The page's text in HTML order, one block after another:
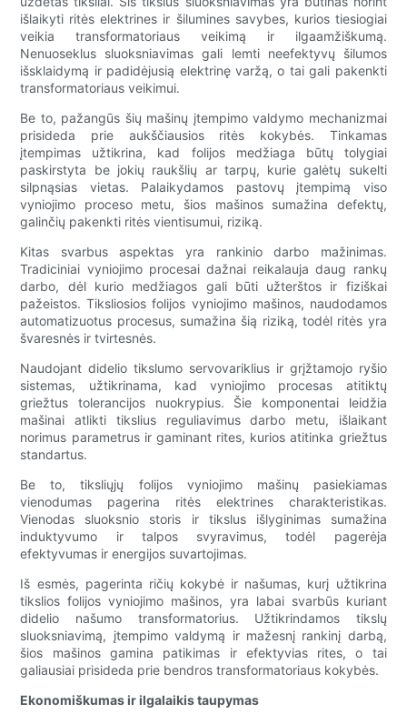
išlaikyti ritės elektrines ir šilumines savybes, kurios tiesiogiai
veikia transformatoriaus veikimą ir ilgaamžiškumą.
Nenuoseklus sluoksniavimas gali lemti neefektyvų šilumos
išsklaidymą ir padidėjusią elektrinę varžą, o tai gali pakenkti
transformatoriaus veikimui.
Be to, pažangūs šių mašinų įtempimo valdymo mechanizmai
prisideda prie aukščiausios ritės kokybės. Tinkamas
įtempimas užtikrina, kad folijos medžiaga būtų tolygiai
paskirstyta be jokių raukšlių ar tarpų, kurie galėtų sukelti
silpnąsias vietas. Palaikydamos pastovų įtempimą viso
vyniojimo proceso metu, šios mašinos sumažina defektų,
galinčių pakenkti ritės vientisumui, riziką.
Kitas svarbus aspektas yra rankinio darbo mažinimas.
Tradiciniai vyniojimo procesai dažnai reikalauja daug rankų
darbo, dėl kurio medžiagos gali būti užterštos ir fiziškai
pažeistos. Tiksliosios folijos vyniojimo mašinos, naudodamos
automatizuotus procesus, sumažina šią riziką, todėl ritės yra
švaresnės ir tvirtesnės.
Naudojant didelio tikslumo servovariklius ir grįžtamojo ryšio
sistemas, užtikrinama, kad vyniojimo procesas atitiktų
griežtus tolerancijos nuokrypius. Šie komponentai leidžia
mašinai atlikti tikslius reguliavimus darbo metu, išlaikant
norimus parametrus ir gaminant rites, kurios atitinka griežtus
standartus.
Be to, tiksliųjų folijos vyniojimo mašinų pasiekiamas
vienodumas pagerina ritės elektrines charakteristikas.
Vienodas sluoksnio storis ir tikslus išlyginimas sumažina
induktyvumo ir talpos svyravimus, todėl pagerėja
efektyvumas ir energijos suvartojimas.
Iš esmės, pagerinta ričių kokybė ir našumas, kurį užtikrina
tikslios folijos vyniojimo mašinos, yra labai svarbūs kuriant
didelio našumo transformatorius. Užtikrindamos tikslų
sluoksniavimą, įtempimo valdymą ir mažesnį rankinį darbą,
šios mašinos gamina patikimas ir efektyvias rites, o tai
galiausiai prisideda prie bendros transformatoriaus kokybės.
Ekonomiškumas ir ilgalaikis taupymas